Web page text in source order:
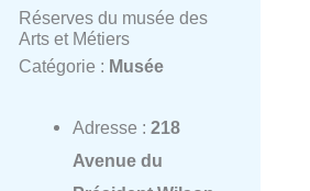
Réserves du musée des
Arts et Métiers
Catégorie : Musée
Adresse : 218
Avenue du